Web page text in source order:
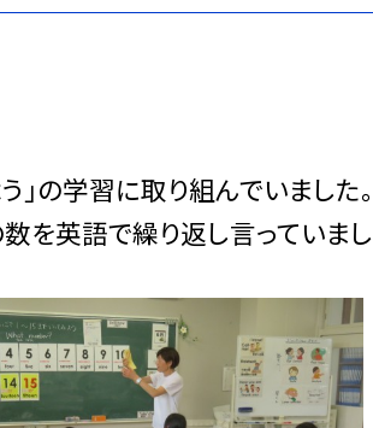
」の学習に取り組んでいました。
数を英語で繰り返し言っていまし